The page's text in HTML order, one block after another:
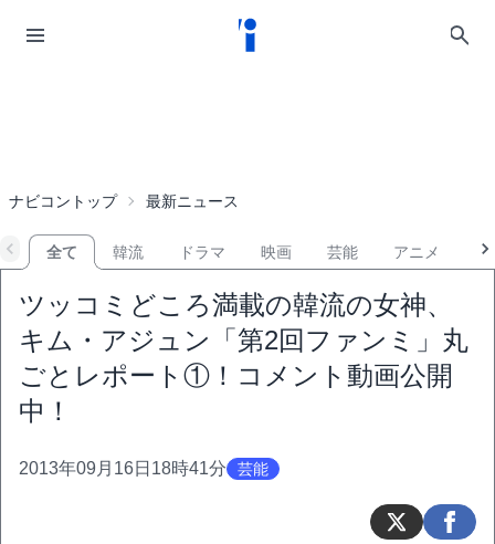
ナビコントップ 最新ニュース
全て 韓流 ドラマ 映画 芸能 アニメ
ツッコミどころ満載の韓流の女神、
キム・アジュン「第2回ファンミ」丸
ごとレポート①！コメント動画公開
中！
2013年09月16日18時41分 芸能